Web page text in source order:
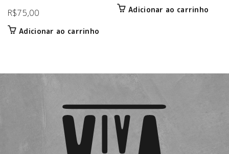
R$75,00
Adicionar ao carrinho
Adicionar ao carrinho